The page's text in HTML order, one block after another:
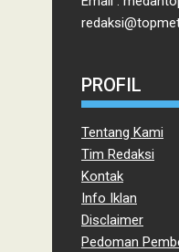
PROFIL
Tentang Kami
Tim Redaksi
Kontak
Info Iklan
Disclaimer
Pedoman